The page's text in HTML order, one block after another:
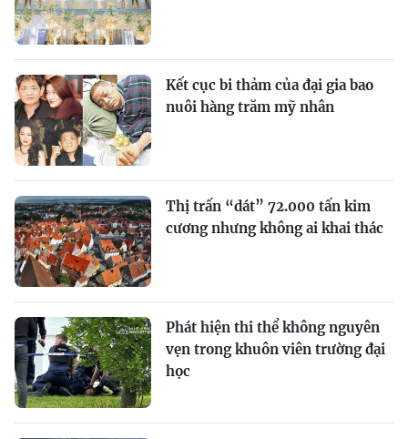
Kết cục bi thảm của đại gia bao
nuôi hàng trăm mỹ nhân
Thị trấn “dát” 72.000 tấn kim
cương nhưng không ai khai thác
Phát hiện thi thể không nguyên
vẹn trong khuôn viên trường đại
học